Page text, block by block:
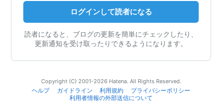
ログインして読者になる
読者になると、ブログの更新を簡単にチェックしたり、
更新通知を受け取ったりできるようになります。
Copyright (C) 2001-2026 Hatena. All Rights Reserved.
ヘルプ
ガイドライン 利用規約
プライバシーポリシー
利用者情報の外部送信について